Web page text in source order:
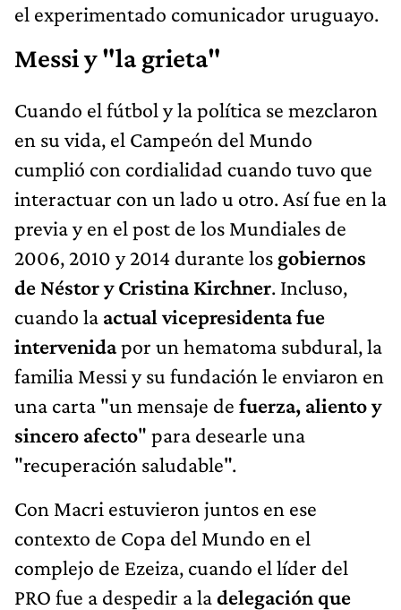
el experimentado comunicador uruguayo.
Messi y "la grieta"
Cuando el fútbol y la política se mezclaron
en su vida, el Campeón del Mundo
cumplió con cordialidad cuando tuvo que
interactuar con un lado u otro. Así fue en la
previa y en el post de los Mundiales de
2006, 2010 y 2014 durante los gobiernos
de Néstor y Cristina Kirchner. Incluso,
cuando la actual vicepresidenta fue
intervenidapor un hematoma subdural, la
familia Messi y su fundación le enviaron en
una carta "un mensaje de fuerza, aliento y
sincero afecto" para desearle una
"recuperación saludable".
Con Macri estuvieron juntos en ese
contexto de Copa del Mundo en el
complejo de Ezeiza, cuando el líder del
PRO fue a despedir a ladelegación que